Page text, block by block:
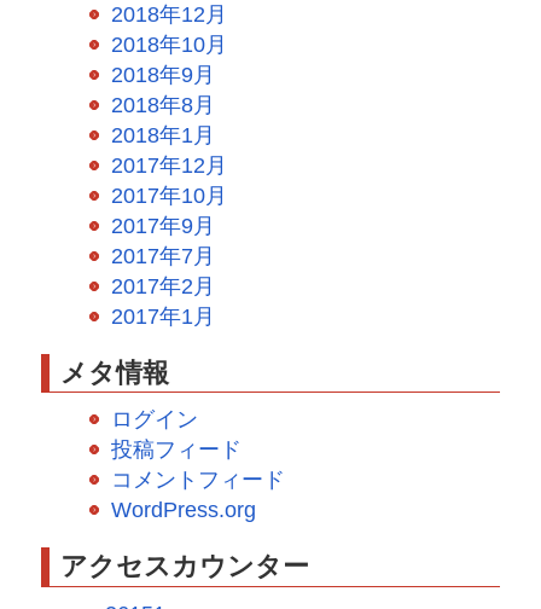
2018年12月
2018年10月
2018年9月
2018年8月
2018年1月
2017年12月
2017年10月
2017年9月
2017年7月
2017年2月
2017年1月
メタ情報
ログイン
投稿フィード
コメントフィード
WordPress.org
アクセスカウンター